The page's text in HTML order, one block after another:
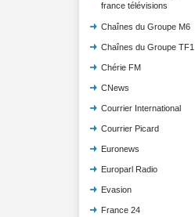
france télévisions
Chaînes du Groupe M6
Chaînes du Groupe TF1
Chérie FM
CNews
Courrier International
Courrier Picard
Euronews
Europarl Radio
Evasion
France 24